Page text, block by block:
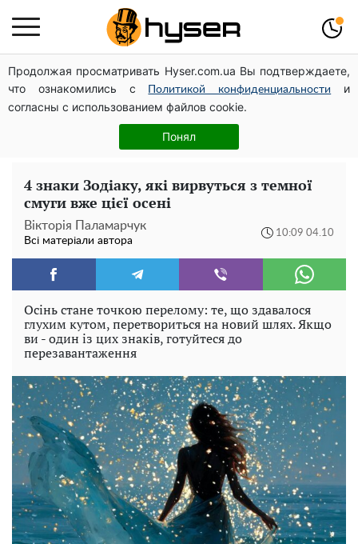
Продолжая просматривать Hyser.com.ua Вы подтверждаете,
что ознакомились с
Политикой конфиденциальности
и
согласны с использованием файлов cookie.
Понял
Чи може Поштова площа стати головною точкою
входу до історичного Києва
Павло Прудніков та його дивовижна кар'єра від актора
у російському театрі до номінанта у керівники
Федерації профспілок
4 знаки Зодіаку, які вирвуться з темної
смуги вже цієї осені
Вікторія Паламарчук
Всі матеріали автора
10:09 04.10
Осінь стане точкою перелому: те, що здавалося
глухим кутом, перетвориться на новий шлях. Якщо
ви - один із цих знаків, готуйтеся до
перезавантаження